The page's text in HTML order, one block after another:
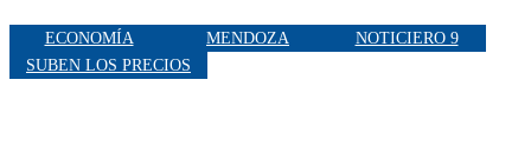
ECONOMÍA MENDOZA
NOTICIERO 9
SUBEN LOS PRECIOS